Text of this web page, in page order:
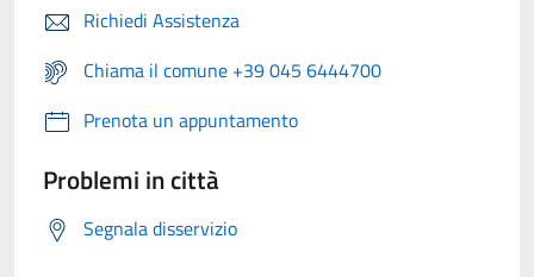
Richiedi Assistenza
Chiama il comune +39 045 6444700
Prenota un appuntamento
Problemi in città
Segnala disservizio